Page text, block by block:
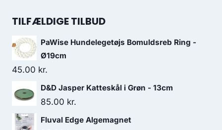
50.00 kr..
pris
135.00 kr..116.25 kr..
TILFÆLDIGE TILBUD
PaWise Hundelegetøjs Bomuldsreb Ring -
Ø19cm
45.00 kr.
D&D Jasper Katteskål i Grøn - 13cm
85.00 kr.
Fluval Edge Algemagnet